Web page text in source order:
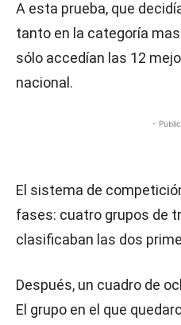
A esta prueba, que
tanto en la categoría
sólo accedían las 12
nacional.
-
El sistema de
fases: cuatro grupos de
clasificaban las dos
Después, un cuadro de
El grupo en el que